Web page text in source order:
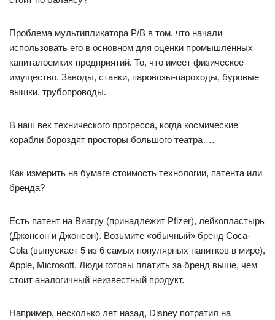
Проблема мультипликатора P/B в том, что начали
использовать его в основном для оценки промышленных
капиталоемких предприятий. То, что имеет физическое
имущество. Заводы, станки, паровозы-пароходы, буровые
вышки, трубопроводы.
В наш век технического прогресса, когда космические
корабли бороздят просторы большого театра….
Как измерить на бумаге стоимость технологии, патента или
бренда?
Есть патент на Виагру (принадлежит Pfizer), лейкопластырь
(Джонсон и Джонсон). Возьмите «обычный» бренд Coca-
Cola (выпускает 5 из 6 самых популярных напитков в мире),
Apple, Microsoft. Люди готовы платить за бренд выше, чем
стоит аналогичный неизвестный продукт.
Например, несколько лет назад, Disney потратил на